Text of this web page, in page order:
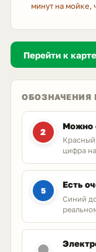
минут на мойке,
Перейти к карте
ОБОЗНАЧЕНИЯ
2
Можно
цифра
5
Есть
Синий